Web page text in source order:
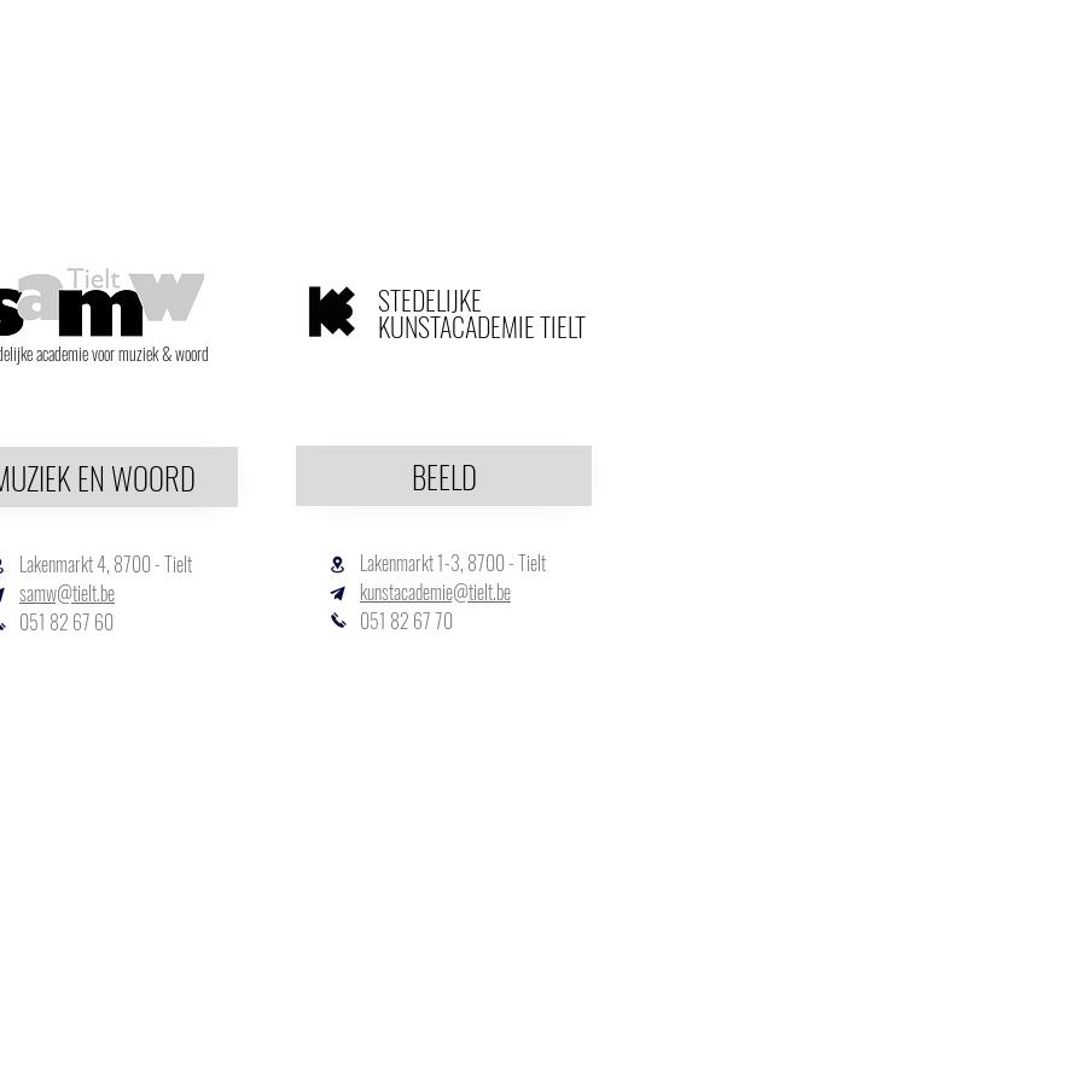
academie voor muziek & woord
EN WOORD
Lakenmarkt 4, 8700 - Tielt
samw@tielt.be
051 82 67 60
STEDELIJKE
KUNSTACADEMIE TIELT
BEELD
Lakenmarkt 1-3, 8700 - Tielt
kunstacademie@tielt.be
051 82 67 70